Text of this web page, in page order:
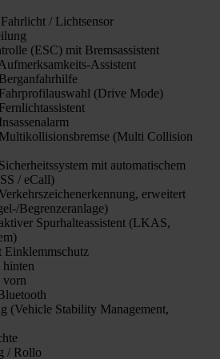
/ Licht­sen­sor
(ESC) mit Brems­as­sis­tent
Assis­tent
(Dri­ve Mode)
(Mul­ti Col­li­si­on
mit auto­ma­ti­schem
/ eCall)
erwei­tert
Be­gren­zer­an­la­ge)
Spur­hal­te­as­sis­tent (LKAS,
Ein­klemm­schutz
hin­ten
vorn
(Vehic­le Sta­bi­li­ty Manage­ment,
/ Rol­lo